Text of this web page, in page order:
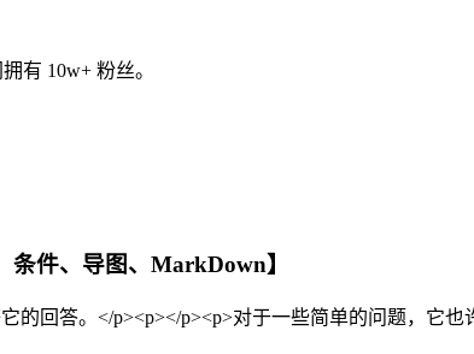
有 10w+ 粉丝。
件、导图、MarkDown】
的回答。</p><p></p><p>对于一些简单的问题，它